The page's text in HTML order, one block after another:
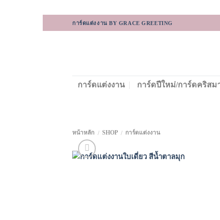
to
การ์ดแต่งงาน BY GRACE GREETING
การ์ดแต่งงาน การ์ดปีใหม่/การ์ดคริสม
หน้าหลัก / SHOP / การ์ดแต่งงาน